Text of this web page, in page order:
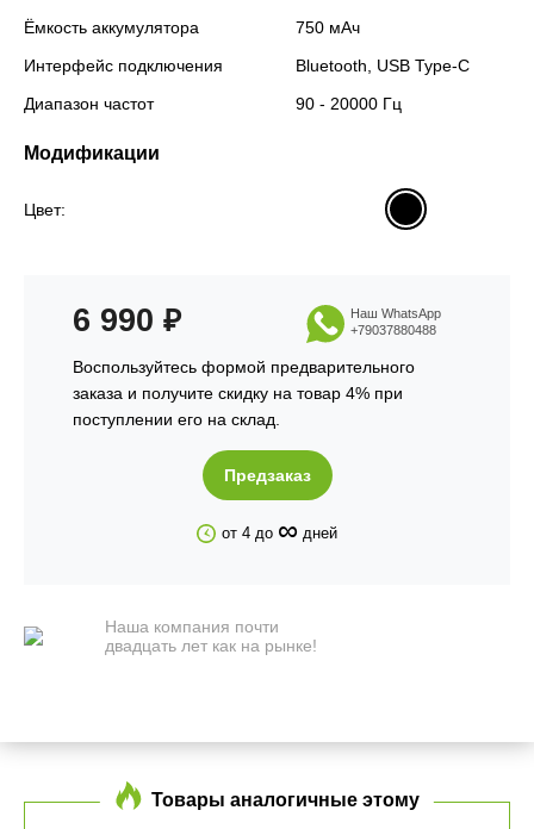
Ёмкость аккумулятора
750 мАч
Интерфейс подключения
Bluetooth, USB Type-C
Диапазон частот
90 - 20000 Гц
Модификации
Цвет:
6 990 ₽
Воспользуйтесь формой предварительного
заказа и получите скидку на товар 4% при
поступлении его на склад.
Наш WhatsApp
+79037880488
Предзаказ
от 4 до ∞ дней
Наша компания почти
двадцать лет как на рынке!
Товары аналогичные этому